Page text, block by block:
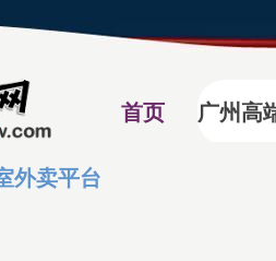
首页 广州高
外卖平台